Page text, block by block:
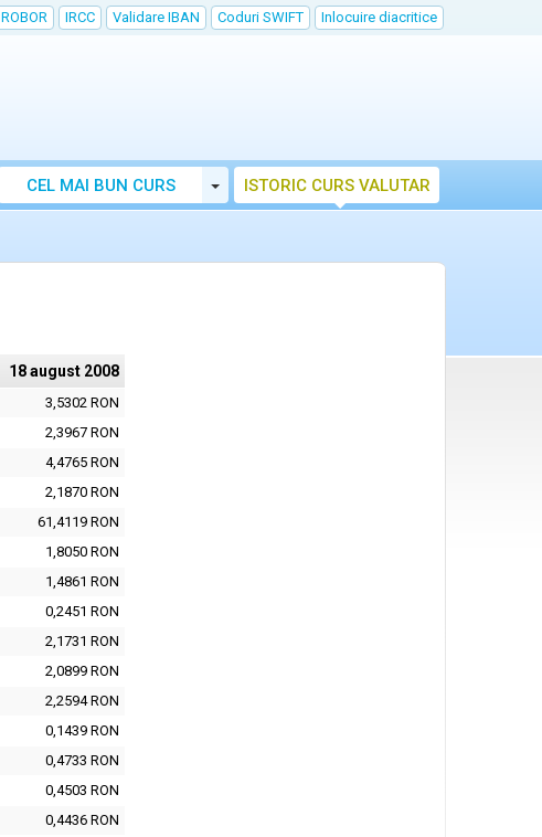
ROBOR IRCC Validare IBAN Coduri SWIFT Inlocuire diacritice
CEL MAI BUN CURS Toggle Dropdown
ISTORIC CURS VALUTAR
18 august 2008
3,5302 RON
2,3967 RON
4,4765 RON
2,1870 RON
61,4119 RON
1,8050 RON
1,4861 RON
0,2451 RON
2,1731 RON
2,0899 RON
2,2594 RON
0,1439 RON
0,4733 RON
0,4503 RON
0,4436 RON